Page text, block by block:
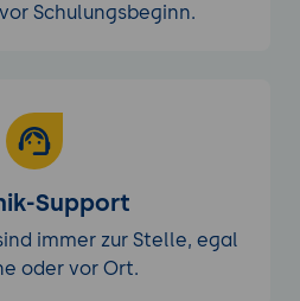
Schulungsbeginn.
Support
immer zur Stelle, egal
oder vor Ort.